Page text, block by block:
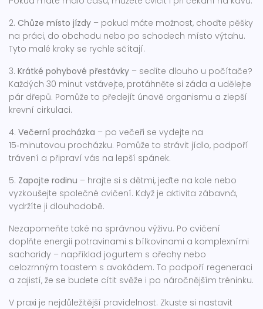
2. Chůze místo jízdy – pokud máte možnost, choďte pěšky
na práci, do obchodu nebo po schodech místo výtahu.
Tyto malé kroky se rychle sčítají.
3. Krátké pohybové přestávky – sedíte dlouho u počítače?
Každých 30 minut vstávejte, protáhněte si záda a udělejte
pár dřepů. Pomůže to předejít únavě organismu a zlepší
krevní cirkulaci.
4. Večerní procházka – po večeři se vydejte na
15‑minutovou procházku. Pomůže to strávit jídlo, podpoří
trávení a připraví vás na lepší spánek.
5. Zapojte rodinu – hrajte si s dětmi, jeďte na kole nebo
vyzkoušejte společné cvičení. Když je aktivita zábavná,
vydržíte ji dlouhodobě.
Nezapomeňte také na správnou výživu. Po cvičení
doplňte energii potravinami s bílkovinami a komplexními
sacharidy – například jogurtem s ořechy nebo
celozrnným toastem s avokádem. To podpoří regeneraci
a zajistí, že se budete cítit svěže i po náročnějším tréninku.
V praxi je nejdůležitější pravidelnost. Zkuste si nastavit